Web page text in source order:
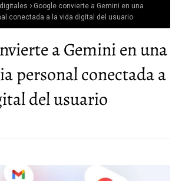
Google convierte a Gemini en una
conectada a la vida digital del usuario
a Gemini en una
personal conectada a
del usuario